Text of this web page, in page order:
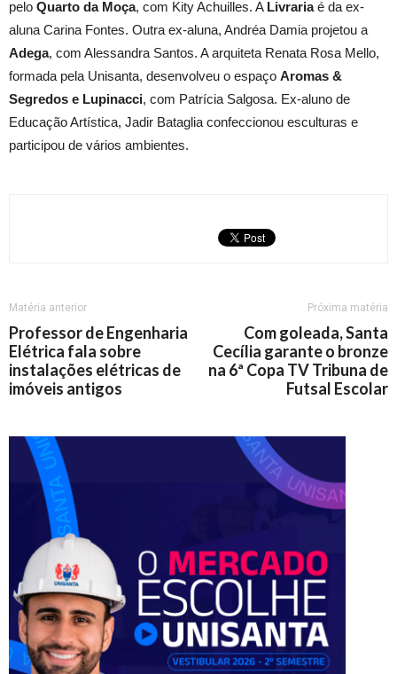
pelo Quarto da Moça, com Kity Achuilles. A Livrariaé da ex-
aluna Carina Fontes. Outra ex-aluna, Andréa Damia projetou a
Adega, com Alessandra Santos. A arquiteta Renata Rosa Mello,
formada pela Unisanta, desenvolveu o espaço Aromas &
Segredos e Lupinacci, com Patrícia Salgosa. Ex-aluno de
Educação Artística, Jadir Bataglia confeccionou esculturas e
participou de vários ambientes.
Matéria anterior
Professor de Engenharia
Elétrica fala sobre
instalações elétricas de
imóveis antigos
Próxima matéria
Com goleada, Santa
Cecília garante o bronze
na 6ª Copa TV Tribuna de
Futsal Escolar